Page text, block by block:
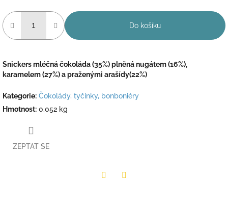
Do košíku
Snickers mléčná čokoláda (35%) plněná nugátem (16%),
karamelem (27%) a praženými arašídy(22%)
Kategorie: Čokolády, tyčinky, bonboniéry
Hmotnost: 0.052 kg
ZEPTAT SE